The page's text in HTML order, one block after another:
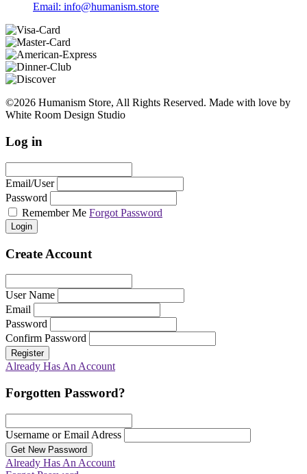
Email: info@humanism.store
©2026 Humanism Store, All Rights Reserved. Made with love by
White Room Design Studio
Log in
Email/User
Password
Remember Me Forgot Password
Login
Create Account
User Name
Email
Password
Confirm Password
Register
Already Has An Account
Forgotten Password?
Username or Email Adress
Get New Password
Already Has An Account